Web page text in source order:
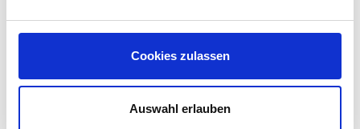
Cookies zulassen
Auswahl erlauben
Konstruktion: Kunststoffrahmen, synthetisches
Geeignet für: Gewerbe, Büros, Technikräume
RLT-Anlagen
Hinweis: einsetzbar als Feinfilter (Feinstaub)